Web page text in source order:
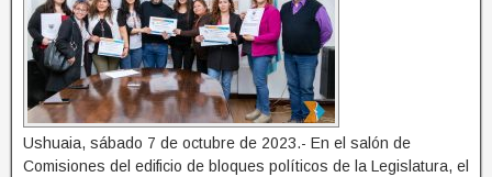
Ushuaia, sábado 7 de octubre de 2023.- En el salón de
Comisiones del edificio de bloques políticos de la Legislatura, el